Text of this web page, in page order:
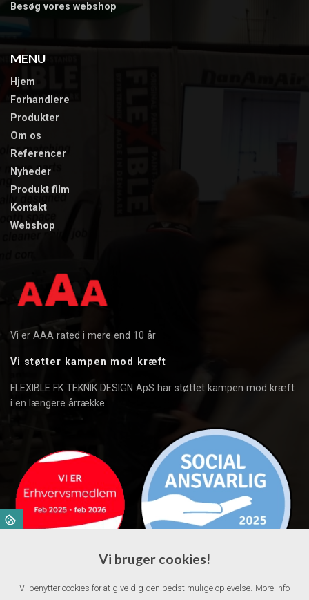
Besøg vores webshop
MENU
Hjem
Forhandlere
Produkter
Om os
​Referencer
​Nyheder
Produkt film​
Kontakt
Webshop
Vi er AAA rated i mere end 10 år
Vi støtter kampen mod kræft
FLEXIBLE FK TEKNIK DESIGN ApS har støttet kampen mod kræft
i en længere årrække
Vi bruger cookies!
Vi benytter cookies for at give dig den bedst mulige oplevelse. More info